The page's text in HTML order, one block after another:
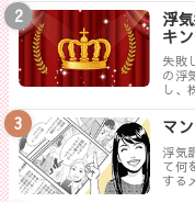
つけ
浮
キ
失敗
の浮
し、
らに
マ
浮気
て何
する